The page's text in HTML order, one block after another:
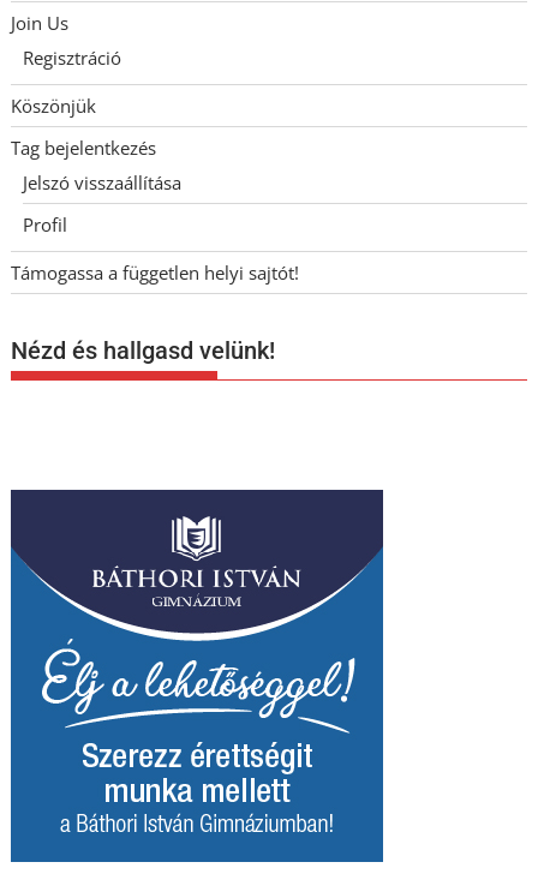
Join Us
Regisztráció
Köszönjük
Tag bejelentkezés
Jelszó visszaállítása
Profil
Támogassa a független helyi sajtót!
Nézd és hallgasd velünk!